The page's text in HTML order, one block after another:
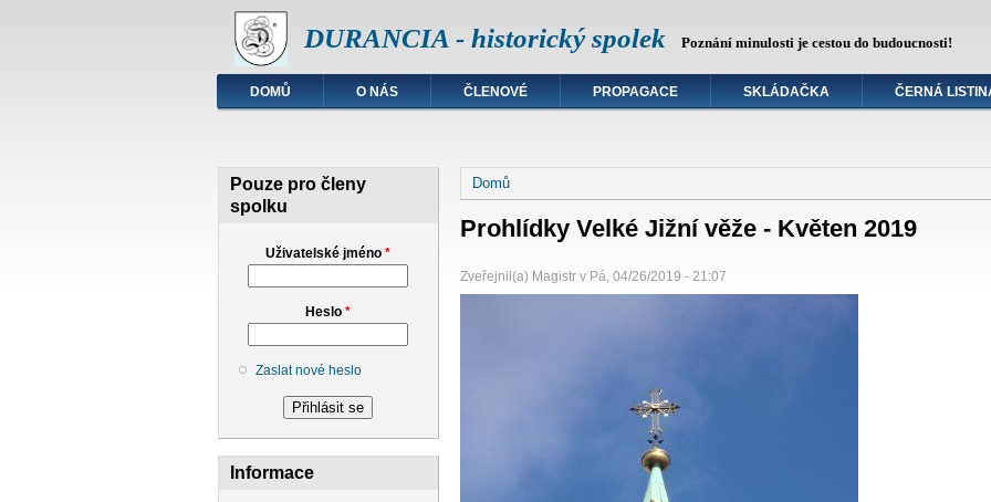
DURANCIA - historický spolek Poznání minulosti je cestou do budoucnosti!
DOMŮ O NÁS ČLENOVÉ PROPAGACE SKLÁDAČKA ČERNÁ
Pouze pro členy
spolku
Uživatelské jméno*
Heslo*
Zaslat nové heslo
Informace
Jste zde
Domů
Prohlídky Velké Jižní věže - Květen 2019
Zveřejnil(a) Magistrv Pá, 04/26/2019 - 21:07